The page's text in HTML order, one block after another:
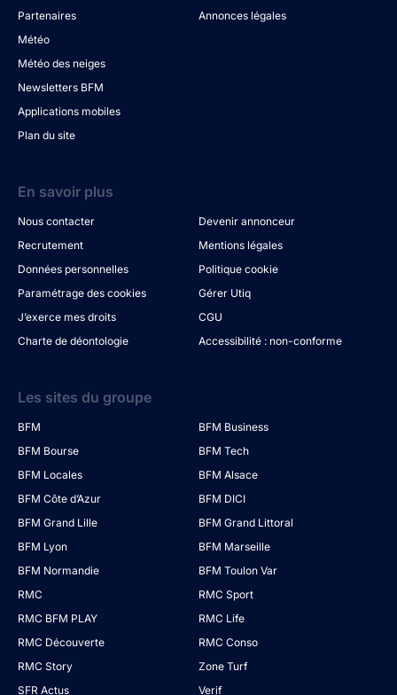
Partenaires
Météo
Météo des neiges
Newsletters BFM
Applications mobiles
Plan du site
Annonces légales
En savoir plus
Nous contacter
Devenir annonceur
Recrutement
Mentions légales
Données personnelles
Politique cookie
Paramétrage des cookies
Gérer Utiq
J’exerce mes droits
CGU
Charte de déontologie
Accessibilité : non-conforme
Les sites du groupe
BFM
BFM Business
BFM Bourse
BFM Tech
BFM Locales
BFM Alsace
BFM Côte d’Azur
BFM DICI
BFM Grand Lille
BFM Grand Littoral
BFM Lyon
BFM Marseille
BFM Normandie
BFM Toulon Var
RMC
RMC Sport
RMC BFM PLAY
RMC Life
RMC Découverte
RMC Conso
RMC Story
Zone Turf
SFR Actus
Verif